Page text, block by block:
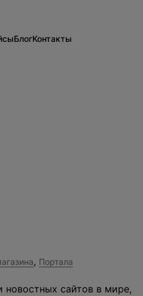
БлогКонтакты
, Портала
новостных сайтов в мире,